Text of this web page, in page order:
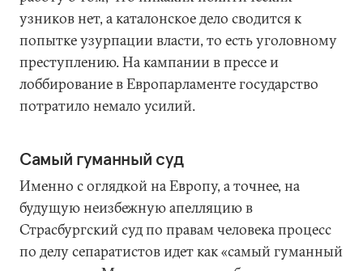
узников нет, а каталонское дело сводится к
попытке узурпации власти, то есть уголовному
преступлению. На кампании в прессе и
лоббирование в Европарламенте государство
потратило немало усилий.
Самый гуманный суд
Именно с оглядкой на Европу, а точнее, на
будущую неизбежную апелляцию в
Страсбургский суд по правам человека процесс
по делу сепаратистов идет как «самый гуманный